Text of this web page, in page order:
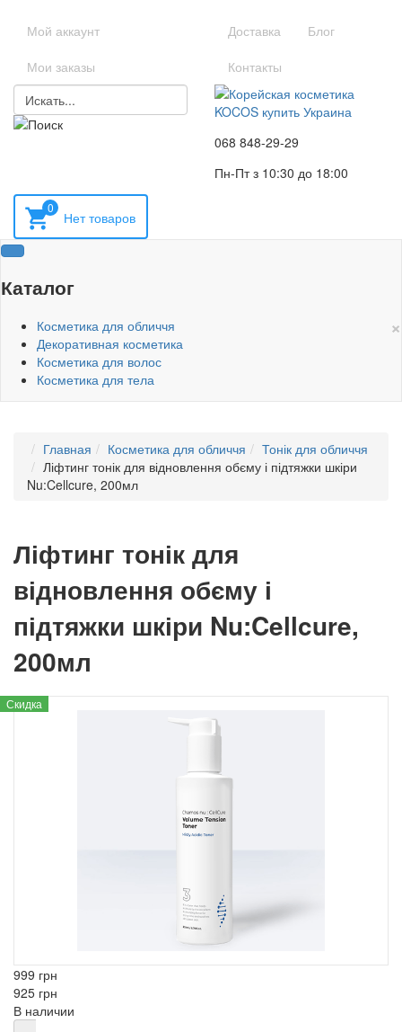
Мой аккаунт
Мои заказы
Доставка
Блог
Контакты
068 848-29-29
Пн-Пт з 10:30 до 18:00
0
Каталог
×
Косметика для обличчя
Декоративная косметика
Косметика для волос
Косметика для тела
Главная Косметика для обличчя
Тонік для обличчя
Ліфтинг тонік для відновлення обєму і підтяжки шкіри
Nu:Cellcure, 200мл
Ліфтинг тонік для
відновлення обєму і
підтяжки шкіри Nu:Cellcure,
200мл
Скидка
999 грн
925 грн
В наличии